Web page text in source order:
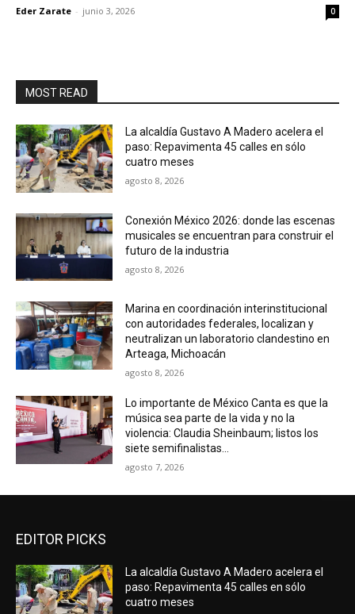
Eder Zarate - junio 3, 2026 0
MOST READ
La alcaldía Gustavo A Madero acelera el
paso: Repavimenta 45 calles en sólo
cuatro meses
agosto 8, 2026
Conexión México 2026: donde las escenas
musicales se encuentran para construir el
futuro de la industria
agosto 8, 2026
Marina en coordinación interinstitucional
con autoridades federales, localizan y
neutralizan un laboratorio clandestino en
Arteaga, Michoacán
agosto 8, 2026
Lo importante de México Canta es que la
música sea parte de la vida y no la
violencia: Claudia Sheinbaum; listos los
siete semifinalistas...
agosto 7, 2026
EDITOR PICKS
La alcaldía Gustavo A Madero acelera el
paso: Repavimenta 45 calles en sólo
cuatro meses